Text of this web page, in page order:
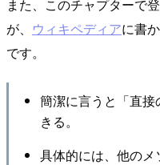
また、このチャプターで
が、 ウィキペディアに書
です。
簡潔に言うと「直
きる。
具体的には、他の